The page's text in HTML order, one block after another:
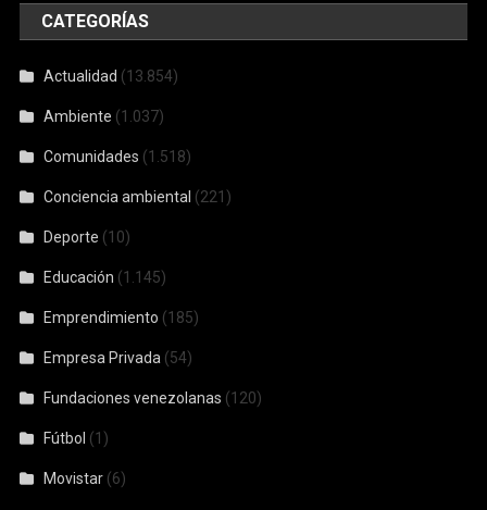
CATEGORÍAS
Actualidad (13.854)
Ambiente (1.037)
Comunidades (1.518)
Conciencia ambiental (221)
Deporte (10)
Educación (1.145)
Emprendimiento (185)
Empresa Privada (54)
Fundaciones venezolanas (120)
Fútbol (1)
Movistar (6)